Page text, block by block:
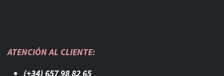
ATENCIÓN AL CLIENTE:
(+34) 657 98 82 65